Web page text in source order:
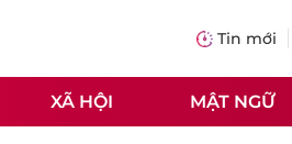
Tin mới
XÃ HỘI MẬT NGỮ